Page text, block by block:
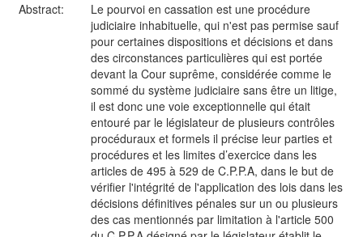
Abstract:
Le pourvoi en cassation est une procédure
judiciaire inhabituelle, qui n'est pas permise sauf
pour certaines dispositions et décisions et dans
des circonstances particulières qui est portée
devant la Cour suprême, considérée comme le
sommé du système judiciaire sans être un litige,
il est donc une voie exceptionnelle qui était
entouré par le législateur de plusieurs contrôles
procéduraux et formels il précise leur parties et
procédures et les limites d’exercice dans les
articles de 495 à 529 de C.P.P.A, dans le but de
vérifier l'intégrité de l'application des lois dans les
décisions définitives pénales sur un ou plusieurs
des cas mentionnés par limitation à l'article 500